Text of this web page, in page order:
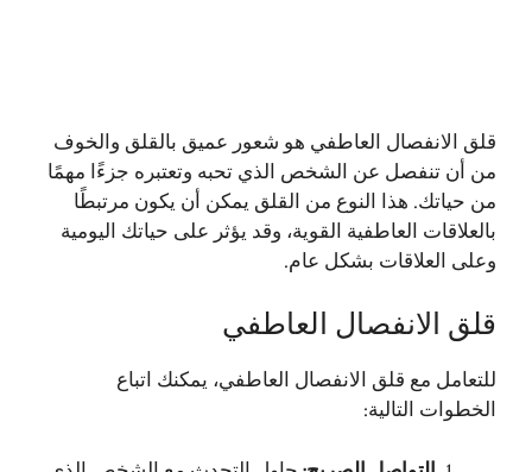
قلق الانفصال العاطفي هو شعور عميق بالقلق والخوف
من أن تنفصل عن الشخص الذي تحبه وتعتبره جزءًا مهمًا
من حياتك. هذا النوع من القلق يمكن أن يكون مرتبطًا
بالعلاقات العاطفية القوية، وقد يؤثر على حياتك اليومية
وعلى العلاقات بشكل عام.
قلق الانفصال العاطفي
للتعامل مع قلق الانفصال العاطفي، يمكنك اتباع
الخطوات التالية: